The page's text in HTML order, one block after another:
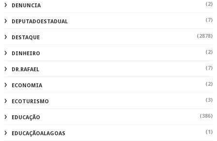
DENUNCIA (2)
DEPUTADOESTADUAL (7)
DESTAQUE (2878)
DINHEIRO (2)
DR.RAFAEL (7)
ECONOMIA (2)
ECOTURISMO (3)
EDUCAÇÃO (386)
EDUCAÇÃOALAGOAS (1)